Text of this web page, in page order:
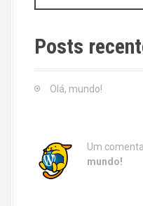
a
c
h
Posts
Olá, mundo!
Um
mundo!